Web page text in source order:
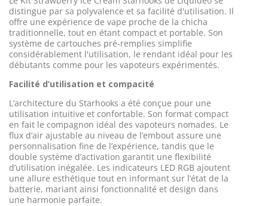
distingue par sa polyvalence et sa facilité d'utilisation. Il
offre une expérience de vape proche de la chicha
traditionnelle, tout en étant compact et portable. Son
système de cartouches pré-remplies simplifie
considérablement l'utilisation, le rendant idéal pour les
débutants comme pour les vapoteurs expérimentés.
Facilité d’utilisation et compacité
L’architecture du Starhooks a été conçue pour une
utilisation intuitive et confortable. Son format compact
en fait le compagnon idéal des vapoteurs nomades. Le
flux d’air ajustable au niveau de l’embout assure une
personnalisation fine de l’expérience, tandis que le
double système d’activation garantit une flexibilité
d’utilisation inégalée. Les indicateurs LED RGB ajoutent
une allure esthétique tout en informant sur l’état de la
batterie, mariant ainsi fonctionnalité et design dans
une harmonie parfaite.